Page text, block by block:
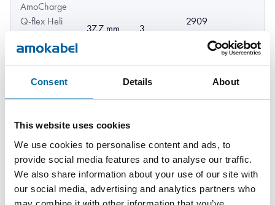
Consent Details About
This website uses cookies
We use cookies to personalise content and ads, to
provide social media features and to analyse our traffic.
We also share information about your use of our site with
our social media, advertising and analytics partners who
AmoCharge
Q-flex Heli
3x1x95
37.7 mm 3
2909
AmoCharge
Q-flex Heli
4x1x95
42.2
3878
AmoCharge
Q-flex Heli
Twist
43.3
mm
3
3635
kg/km